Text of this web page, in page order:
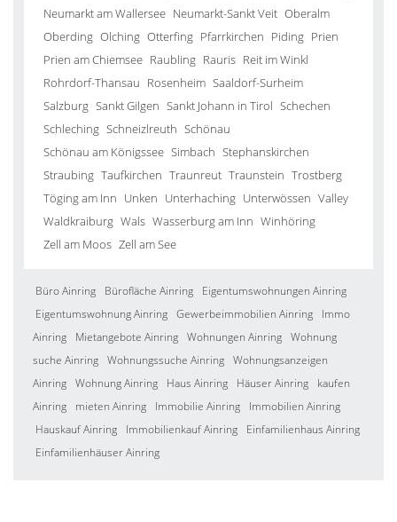
Neumarkt am Wallersee Neumarkt-Sankt Veit Oberalm
Oberding Olching Otterfing Pfarrkirchen Piding Prien
Prien am Chiemsee Raubling Rauris Reit im Winkl
Rohrdorf-Thansau Rosenheim Saaldorf-Surheim
Salzburg Sankt Gilgen Sankt Johann in Tirol Schechen
Schleching Schneizlreuth Schönau
Schönau am Königssee Simbach Stephanskirchen
Straubing Taufkirchen Traunreut Traunstein Trostberg
Töging am Inn Unken Unterhaching Unterwössen Valley
Waldkraiburg Wals Wasserburg am Inn Winhöring
Zell am Moos Zell am See
Büro Ainring Bürofläche Ainring
Eigentumswohnungen Ainring
Eigentumswohnung Ainring Gewerbeimmobilien Ainring
Immo
Ainring
Mietangebote Ainring Wohnungen Ainring Wohnung
suche Ainring Wohnungssuche Ainring Wohnungsanzeigen
Ainring Wohnung Ainring Haus Ainring Häuser Ainring
kaufen
Ainring
mieten Ainring Immobilie Ainring
Immobilien Ainring
Hauskauf Ainring
Immobilienkauf Ainring
Einfamilienhaus Ainring
Einfamilienhäuser Ainring